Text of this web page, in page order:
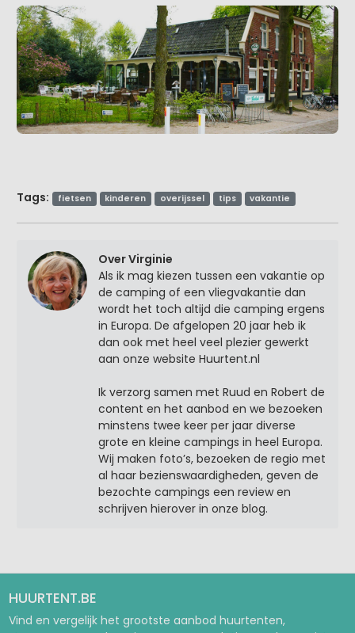
Tags: fietsen kinderen overijssel tips vakantie
Over Virginie
Als ik mag kiezen tussen een vakantie op
de camping of een vliegvakantie dan
wordt het toch altijd die camping ergens
in Europa. De afgelopen 20 jaar heb ik
dan ook met heel veel plezier gewerkt
aan onze website Huurtent.nl
Ik verzorg samen met Ruud en Robert de
content en het aanbod en we bezoeken
minstens twee keer per jaar diverse
grote en kleine campings in heel Europa.
Wij maken foto’s, bezoeken de regio met
al haar bezienswaardigheden, geven de
bezochte campings een review en
schrijven hierover in onze blog.
HUURTENT.BE
Vind en vergelijk het grootste aanbod huurtenten,